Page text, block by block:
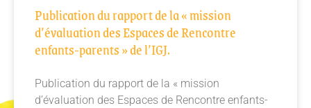
Publication du rapport de la « mission
d’évaluation des Espaces de Rencontre
enfants-parents » de l’IGJ.
Publication du rapport de la « mission
d’évaluation des Espaces de Rencontre enfants-